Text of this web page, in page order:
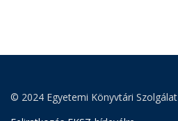
© 2024 Egyetemi Könyvtári Szolgálat